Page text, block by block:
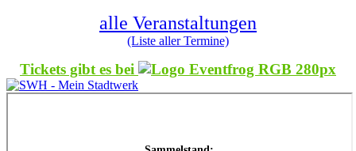
alle Veranstaltungen
(Liste aller Termine)
Tickets gibt es bei